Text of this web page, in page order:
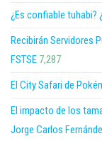
¿Es confiable tuhabi?
Recibirán Servidores
FSTSE 7,287
El City Safari de
El impacto de los
Jorge Carlos